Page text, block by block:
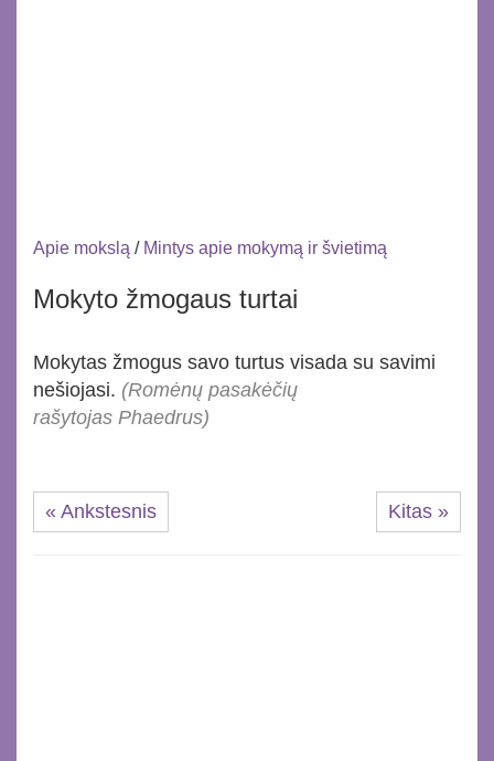
Apie mokslą / Mintys apie mokymą ir švietimą
Mokyto žmogaus turtai
Mokytas žmogus savo turtus visada su savimi
nešiojasi. (Romėnų pasakėčių
rašytojas Phaedrus)
« Ankstesnis Kitas »